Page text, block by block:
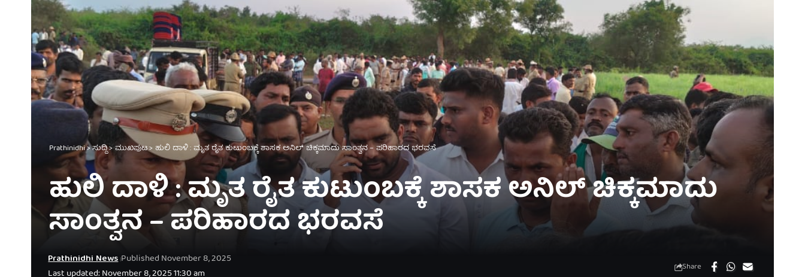
Prathinidhi>ಸುದ್ದಿ>ಮುಖಪುಟ>ಹುಲಿ ದಾಳಿ : ಮೃತ ರೈತ ಕುಟುಂಬಕ್ಕೆ ಶಾಸಕ ಅನಿಲ್ ಚಿಕ್ಕಮಾದು ಸಾಂತ್ವನ – ಪರಿಹಾರದ ಭರವಸೆ
ಹುಲಿ ದಾಳಿ : ಮೃತ ರೈತ ಕುಟುಂಬಕ್ಕೆ ಶಾಸಕ ಅನಿಲ್ ಚಿಕ್ಕಮಾದು
ಸಾಂತ್ವನ – ಪರಿಹಾರದ ಭರವಸೆ
Prathinidhi News Published November 8, 2025 Share